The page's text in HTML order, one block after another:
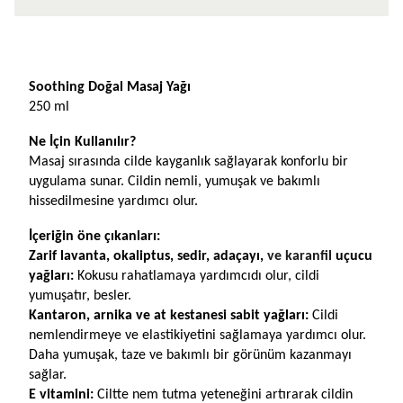
Soothing Doğal Masaj Yağı
250 ml
Ne İçin Kullanılır?
Masaj sırasında cilde kayganlık sağlayarak konforlu bir
uygulama sunar. Cildin nemli, yumuşak ve bakımlı
hissedilmesine yardımcı olur.
İçeriğin öne çıkanları:
Zarif lavanta, okaliptus, sedir, adaçayı, ve karanfil uçucu
yağları: Kokusu rahatlamaya yardımcıdı olur, cildi
yumuşatır, besler.
Kantaron, arnika ve at kestanesi sabit yağları: Cildi
nemlendirmeye ve elastikiyetini sağlamaya yardımcı olur.
Daha yumuşak, taze ve bakımlı bir görünüm kazanmayı
sağlar.
E vitamini: Ciltte nem tutma yeteneğini artırarak cildin